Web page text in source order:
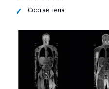
Состав тела